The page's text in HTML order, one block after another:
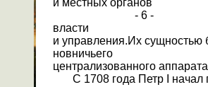
- 6 -
власти
и управления.Их
новничьего
централизованного
С 1708 года Петр I начал